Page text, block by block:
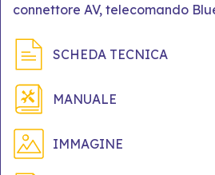
connettore AV, telecomando
SCHEDA TECNICA
MANUALE
IMMAGINE